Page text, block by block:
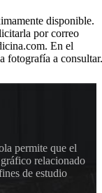
disponible.
por correo
En el
fotografía a consultar.
permite que el
relacionado
de estudio